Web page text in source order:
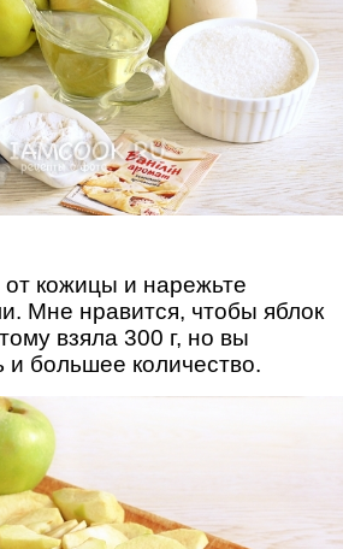
от кожицы и нарежьте
Мне нравится, чтобы яблок
взяла 300 г, но вы
и большее количество.